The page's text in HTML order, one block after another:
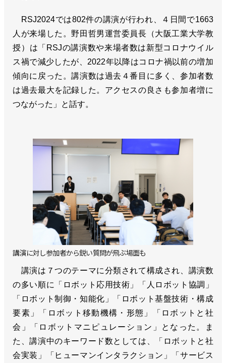
RSJ2024では802件の講演が行われ、４日間で1663
人が来場した。野田哲男運営委員長（大阪工業大学教
授）は「RSJの講演数や来場者数は新型コロナウイル
ス禍で減少したが、2022年以降はコロナ禍以前の増加
傾向に戻った。講演数は過去４番目に多く、参加者数
は過去最大を記録した。アクセスの良さも参加者増に
つながった」と話す。
講演に対し参加者から鋭い質問が飛ぶ場面も
講演は７つのテーマに分類されて構成され、講演数
の多い順に「ロボット応用技術」「人ロボット協調」
「ロボット制御・知能化」「ロボット基盤技術・構成
要素」「ロボット移動機構・形態」「ロボットと社
会」「ロボットマニピュレーション」となった。ま
た、講演中のキーワード数としては、「ロボットと社
会実装」「ヒューマンインタラクション」「サービス